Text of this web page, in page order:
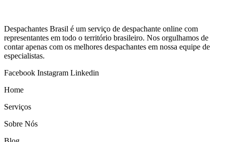
Despachantes Brasil é um serviço de despachante online com
representantes em todo o território brasileiro. Nos orgulhamos de
contar apenas com os melhores despachantes em nossa equipe de
especialistas.
Facebook Instagram Linkedin
Home
Serviços
Sobre Nós